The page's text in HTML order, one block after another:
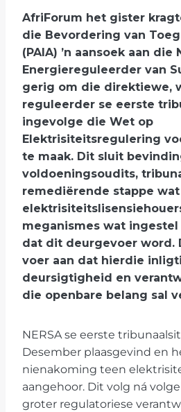
AfriForum het gister
die Bevordering van
(PAIA) ’n aansoek aan die
Energiereguleerder van
gerig om die direktiewe,
reguleerder se eerste
ingevolge die Wet op
Elektrisiteitsregulering
te maak. Dit sluit
voldoeningsoudits,
remediërende stappe wat
meganismes wat
dat dit deurgevoer word.
voer aan dat hierdie
deursigtigheid en
die openbare belang sal
NERSA se eerste
Desember plaasgevind en
nienakoming teen
aangehoor. Dit volg ná
groter regulatoriese